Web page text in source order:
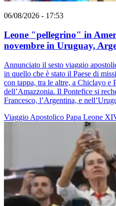
06/08/2026 - 17:53
Leone "pellegrino" in
novembre in Uruguay,
Annunciato il sesto viaggio
in quello che è stato il Paese di
con tappa, tra le altre, a Chiclayo e
dell’Amazzonia. Il Pontefice si
Francesco, l’Argentina, e
Viaggio Apostolico Papa Leone